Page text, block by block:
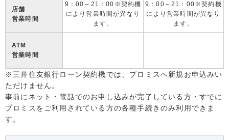
店舗
営業時間
9：00～21：00※契約機
により営業時間が異なり
ます。
9：00～21：00※契約機
により営業時間が異なり
ます。
ATM
営業時間
※三井住友銀行ローン契約機では、プロミスへ新規お申込みい
ただけません。
事前にネット・電話でのお申し込みが完了している方・すでに
プロミスをご利用されている方の各種手続きのみ利用できま
す。